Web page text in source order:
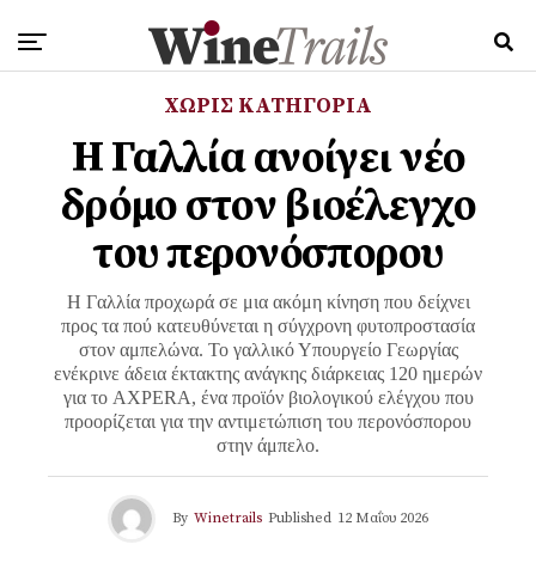
ΧΩΡΊΣ ΚΑΤΗΓΟΡΊΑ
Η Γαλλία ανοίγει νέο
δρόμο στον βιοέλεγχο
του περονόσπορου
Η Γαλλία προχωρά σε μια ακόμη κίνηση που δείχνει
προς τα πού κατευθύνεται η σύγχρονη φυτοπροστασία
στον αμπελώνα. Το γαλλικό Υπουργείο Γεωργίας
ενέκρινε άδεια έκτακτης ανάγκης διάρκειας 120 ημερών
για το AXPERA, ένα προϊόν βιολογικού ελέγχου που
προορίζεται για την αντιμετώπιση του περονόσπορου
στην άμπελο.
By Winetrails Published 12 Μαΐου 2026